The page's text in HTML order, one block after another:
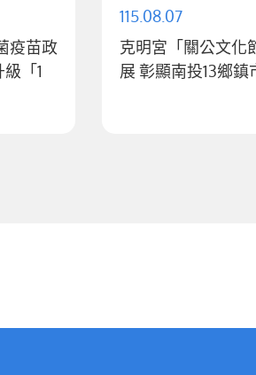
疫苗政
115.08.07
克明宮「關公文化
展 彰顯南投13鄉鎮